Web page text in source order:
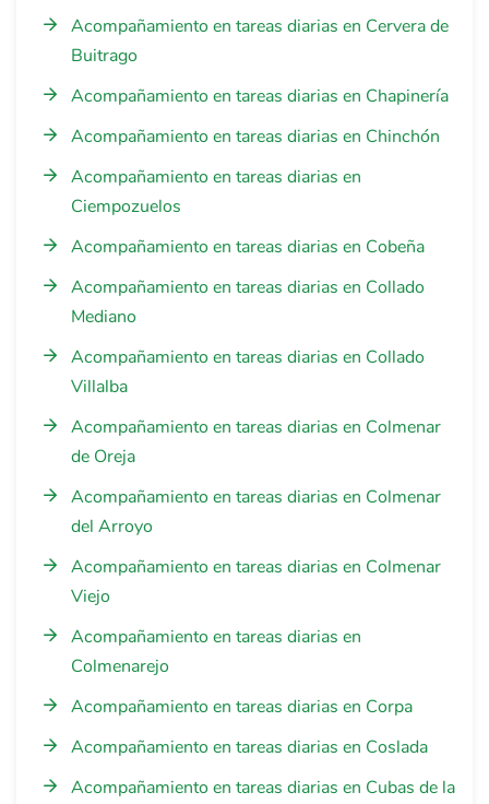
Acompañamiento en tareas diarias en Cervera de
Buitrago
Acompañamiento en tareas diarias en Chapinería
Acompañamiento en tareas diarias en Chinchón
Acompañamiento en tareas diarias en
Ciempozuelos
Acompañamiento en tareas diarias en Cobeña
Acompañamiento en tareas diarias en Collado
Mediano
Acompañamiento en tareas diarias en Collado
Villalba
Acompañamiento en tareas diarias en Colmenar
de Oreja
Acompañamiento en tareas diarias en Colmenar
del Arroyo
Acompañamiento en tareas diarias en Colmenar
Viejo
Acompañamiento en tareas diarias en
Colmenarejo
Acompañamiento en tareas diarias en Corpa
Acompañamiento en tareas diarias en Coslada
Acompañamiento en tareas diarias en Cubas de la